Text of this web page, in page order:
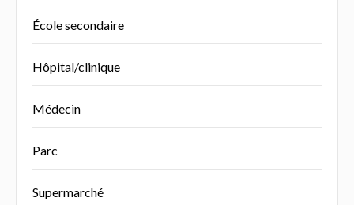
École secondaire
Hôpital/clinique
Médecin
Parc
Supermarché